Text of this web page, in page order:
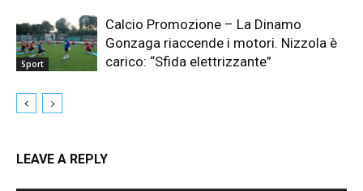
Sport
Calcio Promozione – La Dinamo
Gonzaga riaccende i motori. Nizzola è
carico: “Sfida elettrizzante”
LEAVE A REPLY